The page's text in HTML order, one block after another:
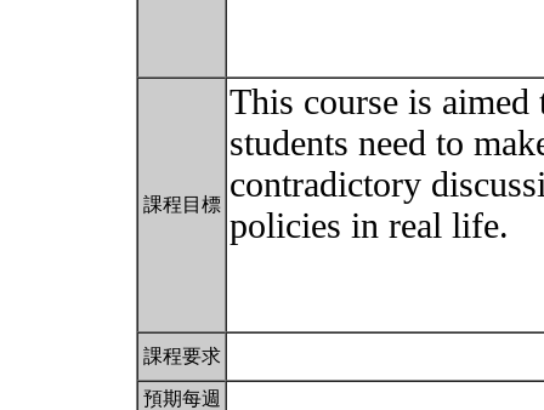
課程目標
This course is
students need to
contradictory
policies in real life.
課程要求
預期每週